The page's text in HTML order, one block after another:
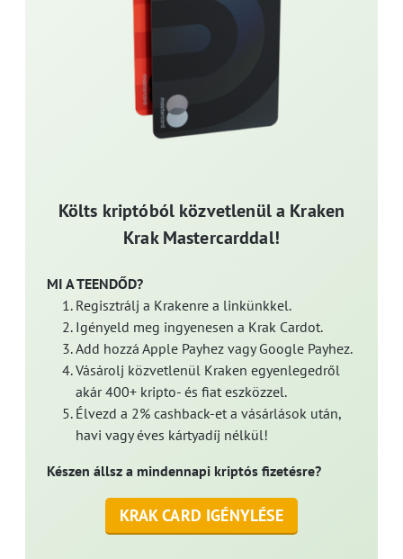
Költs kriptóból közvetlenül a Kraken
Krak Mastercarddal!
MI A TEENDŐD?
Regisztrálj a Krakenre a linkünkkel.
Igényeld meg ingyenesen a Krak Cardot.
Add hozzá Apple Payhez vagy Google Payhez.
Vásárolj közvetlenül Kraken egyenlegedről
akár 400+ kripto- és fiat eszközzel.
Élvezd a 2% cashback-et a vásárlások után,
havi vagy éves kártyadíj nélkül!
Készen állsz a mindennapi kriptós fizetésre?
KRAK CARD IGÉNYLÉSE